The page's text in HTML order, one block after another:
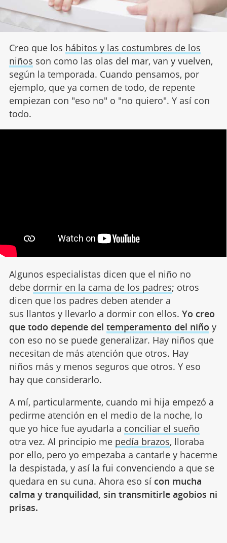
Creo que los hábitos y las costumbres de los
niños son como las olas del mar, van y vuelven,
según la temporada. Cuando pensamos, por
ejemplo, que ya comen de todo, de repente
empiezan con "eso no" o "no quiero". Y así con
todo.
Algunos especialistas dicen que el niño no
debe dormir en la cama de los padres; otros
dicen que los padres deben atender a
sus llantos y llevarlo a dormir con ellos. Yo creo
que todo depende del temperamento del niño y
con eso no se puede generalizar. Hay niños que
necesitan de más atención que otros. Hay
niños más y menos seguros que otros. Y eso
hay que considerarlo.
A mí, particularmente, cuando mi hija empezó a
pedirme atención en el medio de la noche, lo
que yo hice fue ayudarla a conciliar el sueño
otra vez. Al principio me pedía brazos, lloraba
por ello, pero yo empezaba a cantarle y hacerme
la despistada, y así la fui convenciendo a que se
quedara en su cuna. Ahora eso sí con mucha
calma y tranquilidad, sin transmitirle agobios ni
prisas.